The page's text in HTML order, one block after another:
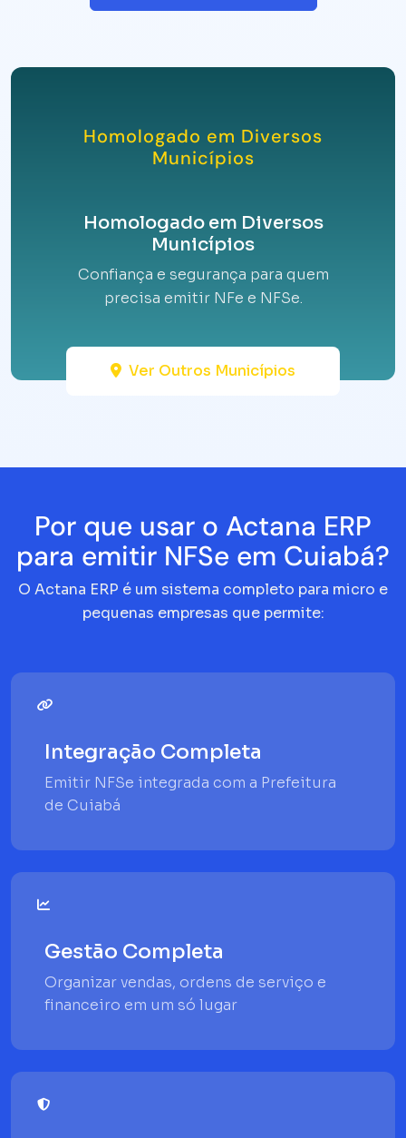
Homologado em Diversos
Municípios
Homologado em Diversos
Municípios
Confiança e segurança para quem
precisa emitir NFe e NFSe.
Ver Outros Municípios
Por que usar o Actana ERP
para emitir NFSe em Cuiabá?
O Actana ERP é um sistema completo para micro e
pequenas empresas que permite:
Integração Completa
Emitir NFSe integrada com a Prefeitura
de Cuiabá
Gestão Completa
Organizar vendas, ordens de serviço e
financeiro em um só lugar